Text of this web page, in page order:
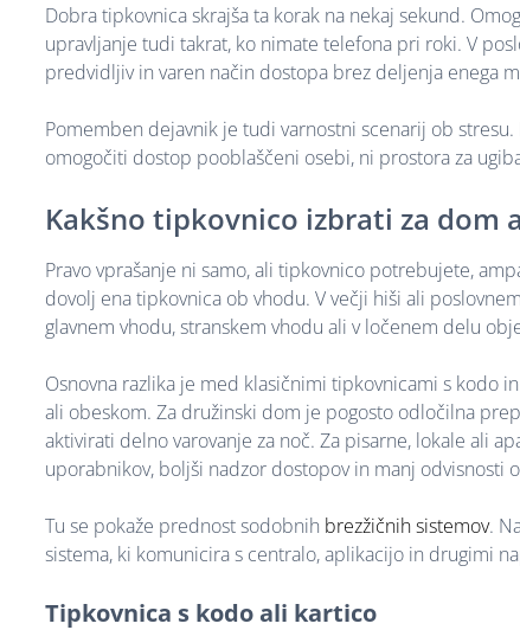
Dobra tipkovnica skrajša ta korak na nekaj sekund.
upravljanje tudi takrat, ko nimate telefona pri roki. V
predvidljiv in varen način dostopa brez deljenja enega
Pomemben dejavnik je tudi varnostni scenarij ob
omogočiti dostop pooblaščeni osebi, ni prostora za
Kakšno tipkovnico izbrati za dom
Pravo vprašanje ni samo, ali tipkovnico potrebujete,
dovolj ena tipkovnica ob vhodu. V večji hiši ali
glavnem vhodu, stranskem vhodu ali v ločenem delu
Osnovna razlika je med klasičnimi tipkovnicami s
ali obeskom. Za družinski dom je pogosto odločilna
aktivirati delno varovanje za noč. Za pisarne, lokale ali
uporabnikov, boljši nadzor dostopov in manj odvisnosti
Tu se pokaže prednost sodobnih brezžičnih sistemov.
sistema, ki komunicira s centralo, aplikacijo in drugimi
Tipkovnica s kodo ali kartico